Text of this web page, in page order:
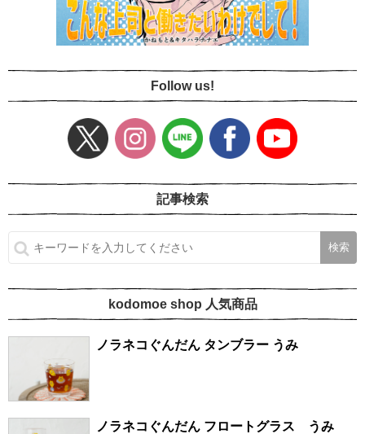
Follow us!
記事検索
kodomoe shop 人気商品
ノラネコぐんだん タンブラー うみ
ノラネコぐんだん フロートグラス うみ